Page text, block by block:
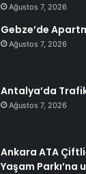
Ağustos 7, 2026
Gebze’de
Ağustos 7, 2026
Antalya’da
Ağustos 7, 2026
Ankara ATA
Yaşam Parkı’na